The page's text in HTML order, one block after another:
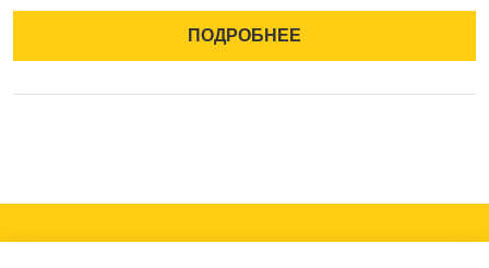
ПОДРОБНЕЕ